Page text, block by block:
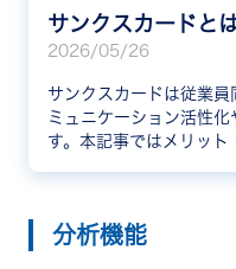
2026/05/26
サンクスカードは従業員
ミュニケーション活性
す。本記事ではメリッ
分析機能